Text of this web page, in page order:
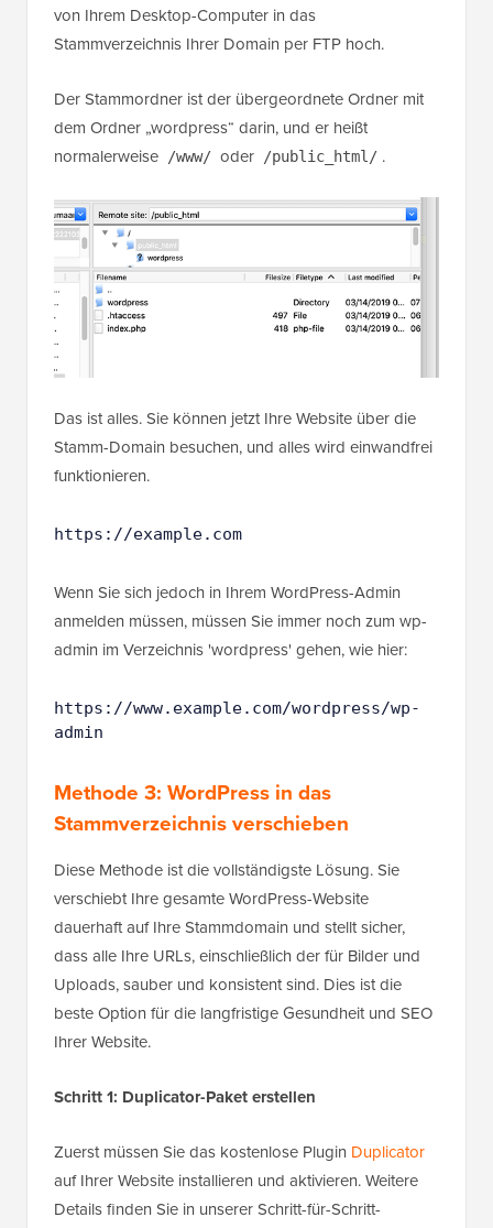
von Ihrem Desktop-Computer in das
Stammverzeichnis Ihrer Domain per FTP hoch.
Der Stammordner ist der übergeordnete Ordner mit
dem Ordner „wordpress“ darin, und er heißt
normalerweise
/www/ oder /public_html/ .
Das ist alles. Sie können jetzt Ihre Website über die
Stamm-Domain besuchen, und alles wird einwandfrei
funktionieren.
https://example.com
Wenn Sie sich jedoch in Ihrem WordPress-Admin
anmelden müssen, müssen Sie immer noch zum wp-
admin im Verzeichnis 'wordpress' gehen, wie hier:
https://www.example.com/wordpress/wp-
admin
Methode 3: WordPress in das
Stammverzeichnis verschieben
Diese Methode ist die vollständigste Lösung. Sie
verschiebt Ihre gesamte WordPress-Website
dauerhaft auf Ihre Stammdomain und stellt sicher,
dass alle Ihre URLs, einschließlich der für Bilder und
Uploads, sauber und konsistent sind. Dies ist die
beste Option für die langfristige Gesundheit und SEO
Ihrer Website.
Schritt 1: Duplicator-Paket erstellen
Zuerst müssen Sie das kostenlose Plugin Duplicator
auf Ihrer Website installieren und aktivieren. Weitere
Details finden Sie in unserer Schritt-für-Schritt-